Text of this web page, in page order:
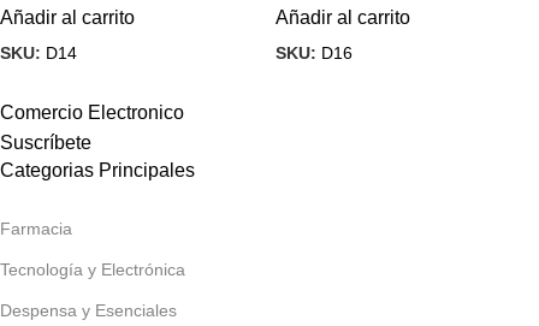
Añadir al carrito
SKU: D14
Añadir al carrito
SKU: D16
Comercio Electronico
Suscríbete
Categorias Principales
Farmacia
Tecnología y Electrónica
Despensa y Esenciales